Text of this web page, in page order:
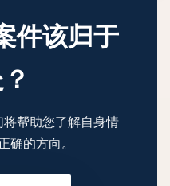
件该归于
帮助您了解自身情
确的方向。